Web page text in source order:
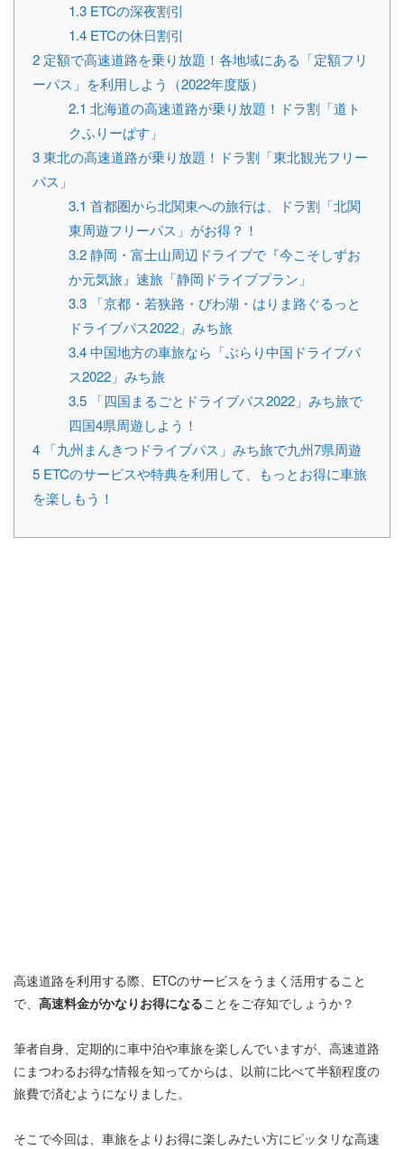
1.3 ETCの深夜割引
1.4 ETCの休日割引
2 定額で高速道路を乗り放題！各地域にある「定額フリ
ーパス」を利用しよう（2022年度版）
2.1 北海道の高速道路が乗り放題！ドラ割「道ト
クふりーぱす」
3東北の高速道路が乗り放題！ドラ割「東北観光フリー
パス」
3.1 首都圏から北関東への旅行は、ドラ割「北関
東周遊フリーパス」がお得？！
3.2静岡・富士山周辺ドライブで『今こそしずお
か元気旅』速旅「静岡ドライブプラン」
3.3 「京都・若狭路・びわ湖・はりま路ぐるっと
ドライブパス2022」みち旅
3.4中国地方の車旅なら「ぶらり中国ドライブパ
ス2022」みち旅
3.5 「四国まるごとドライブパス2022」みち旅で
四国4県周遊しよう！
4 「九州まんきつドライブパス」みち旅で九州7県周遊
5 ETCのサービスや特典を利用して、もっとお得に車旅
を楽しもう！
高速道路を利用する際、ETCのサービスをうまく活用すること
で、 高速料金がかなりお得になることをご存知でしょうか？
筆者自身、定期的に車中泊や車旅を楽しんでいますが、高速道路
にまつわるお得な情報を知ってからは、以前に比べて半額程度の
旅費で済むようになりました。
そこで今回は、車旅をよりお得に楽しみたい方にピッタリな高速